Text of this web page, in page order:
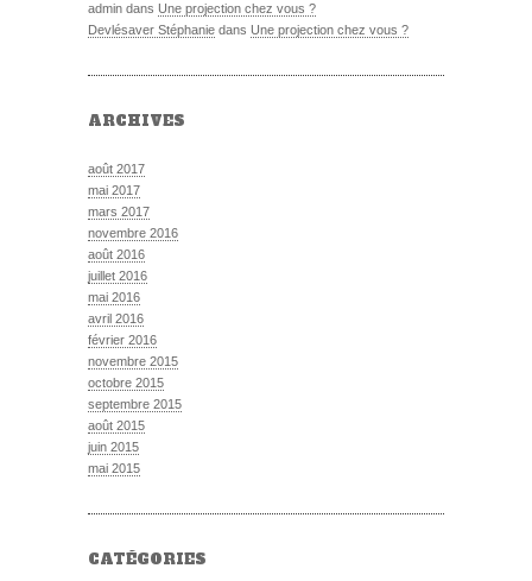
admin dans Une projection chez vous ?
Devlésaver Stéphanie dans Une projection chez vous ?
ARCHIVES
août 2017
mai 2017
mars 2017
novembre 2016
août 2016
juillet 2016
mai 2016
avril 2016
février 2016
novembre 2015
octobre 2015
septembre 2015
août 2015
juin 2015
mai 2015
CATÉGORIES